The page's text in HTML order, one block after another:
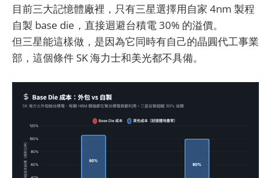
目前三大記憶體廠裡，只有三星選擇用自家 4nm 製程
自製 base die，直接迴避台積電 30% 的溢價。
但三星能這樣做，是因為它同時有自己的晶圓代工事業
部，這個條件 SK 海力士和美光都不具備。